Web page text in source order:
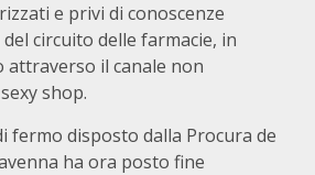
e privi di conoscenze
circuito delle farmacie, in
il canale non
shop.
fermo disposto dalla Procura de
ha ora posto fine